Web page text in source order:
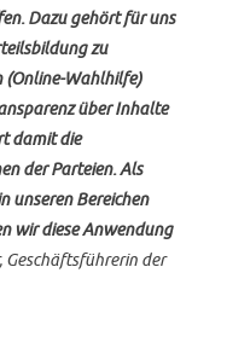
Dazu gehört für uns
zu
(Online-Wahlhilfe)
über Inhalte
damit die
der Parteien. Als
unseren Bereichen
wir diese Anwendung
Geschäftsführerin der